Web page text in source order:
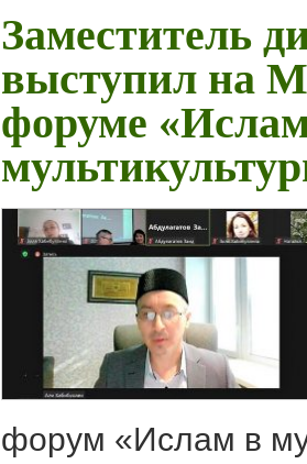
Заместитель
выступил на
форуме
форум «Ислам в